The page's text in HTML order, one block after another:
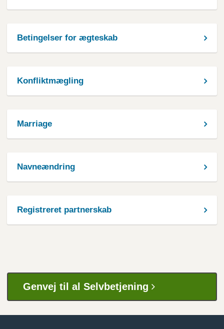
Betingelser for ægteskab
Konfliktmægling
Marriage
Navneændring
Registreret partnerskab
Genvej til al Selvbetjening